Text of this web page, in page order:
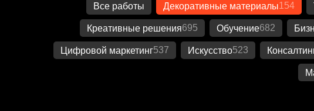
Все работы Декоративные материалы154
Креативные решения695 Обучение682
Цифровой маркетинг537 Искусство523